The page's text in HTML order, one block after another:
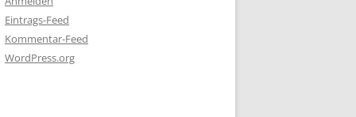
Eintrags-Feed
Kommentar-Feed
WordPress.org